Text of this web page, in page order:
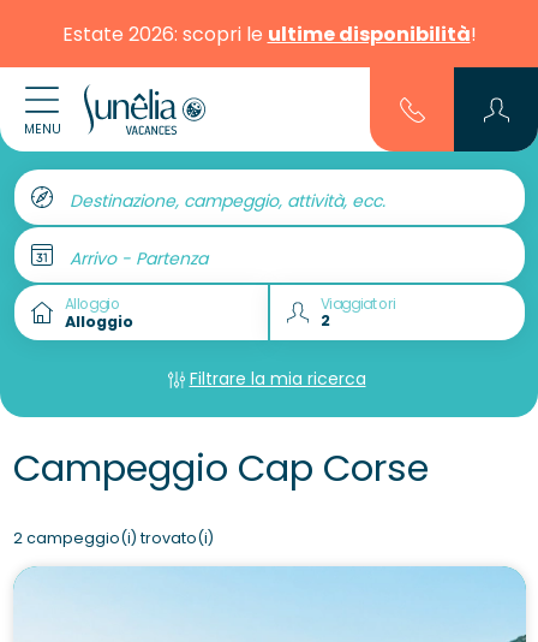
Estate 2026: scopri le ultime disponibilità!
MENU
Destinazione, campeggio, attività, ecc.
Arrivo - Partenza
Alloggio Viaggiatori
Filtrare la mia ricerca
Campeggio Cap Corse
2 campeggio(i) trovato(i)